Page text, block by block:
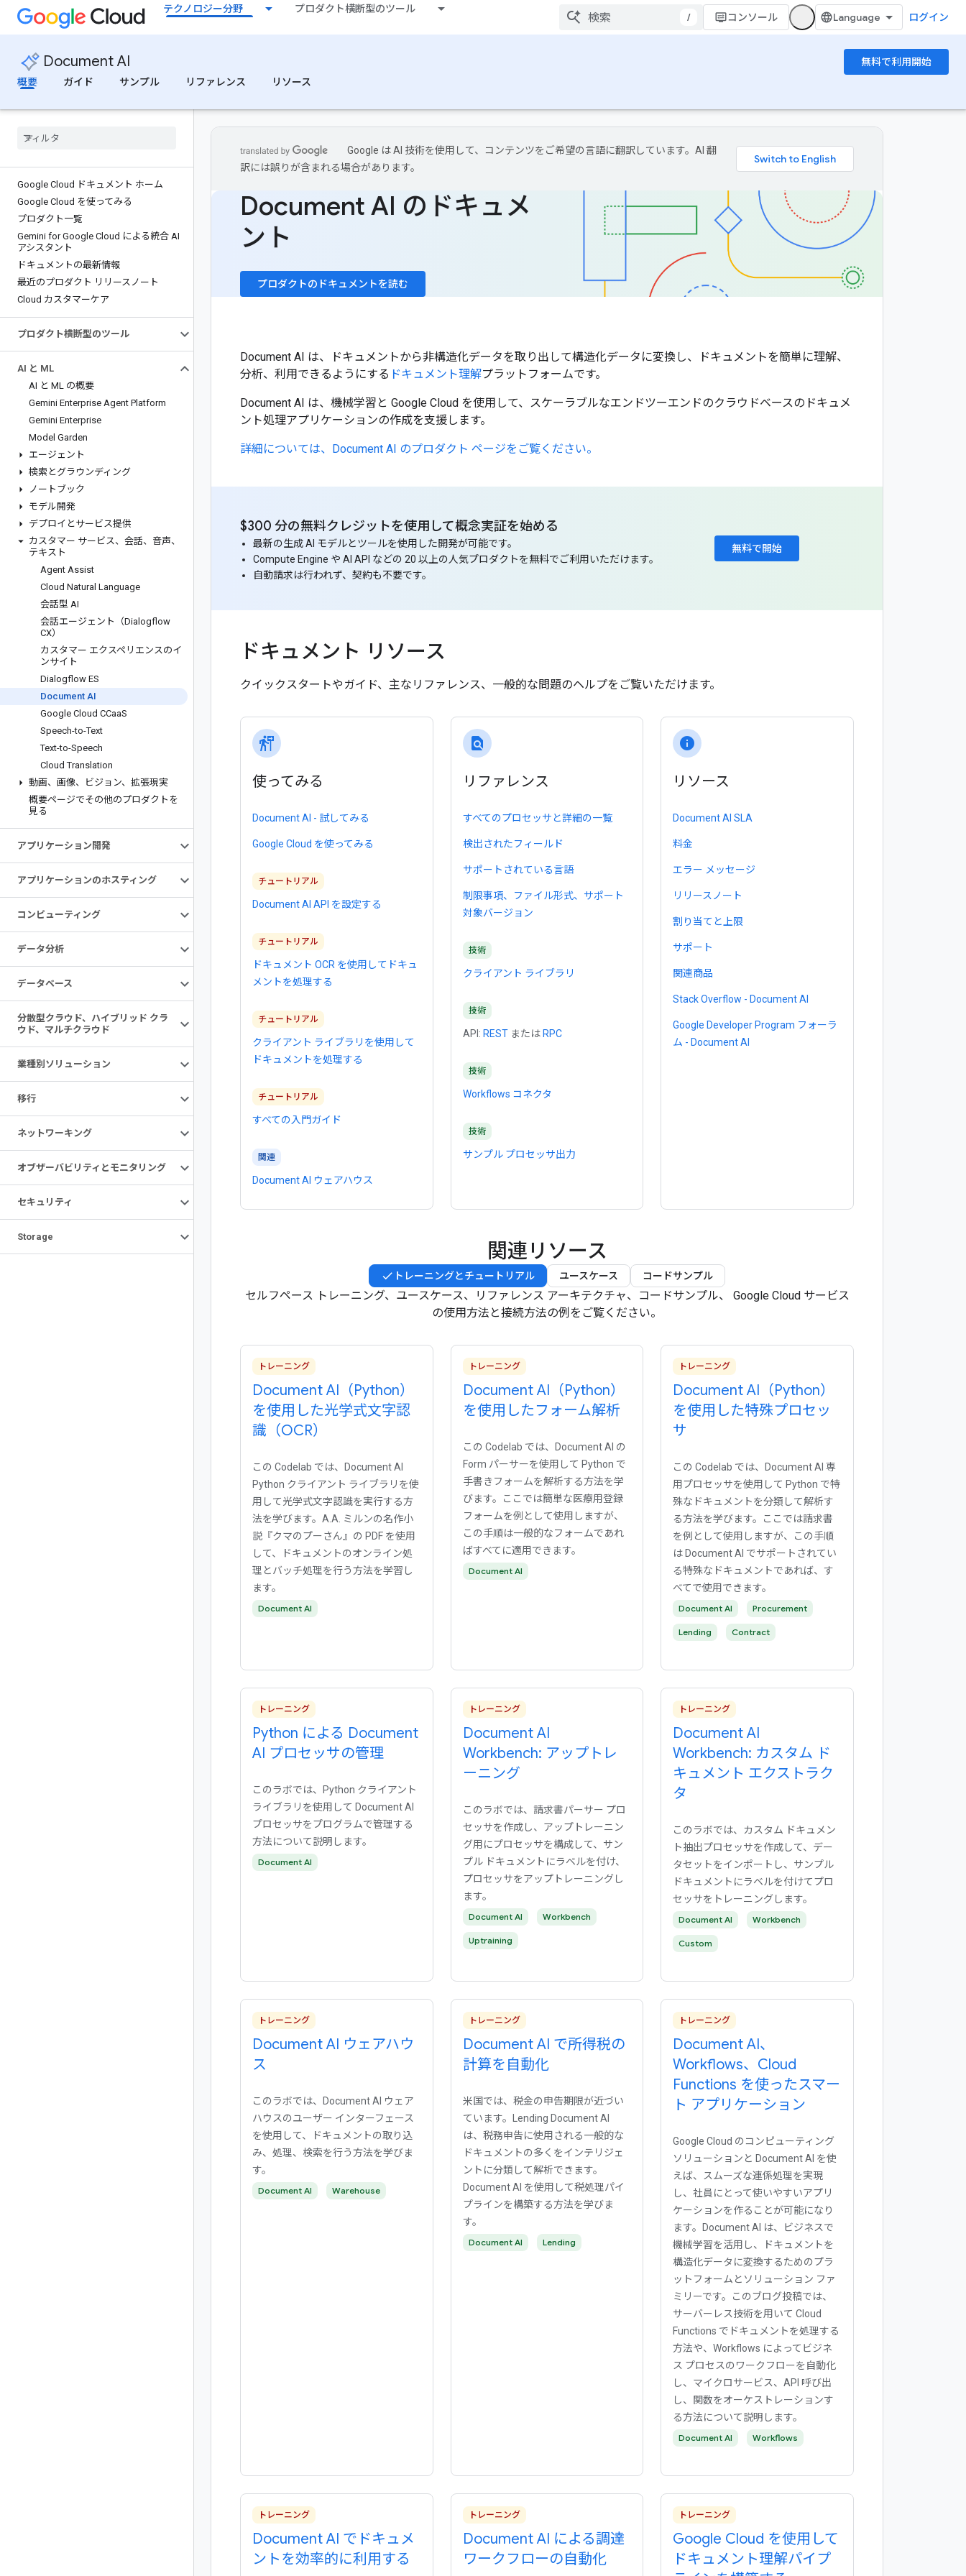
テクノロジー分野 プロダクト横断型のツール
/ コンソール ログイン
Document AI
無料で利用開始
概要
ガイド サンプル リファレンス リソース
Google Cloud ドキュメント ホーム
Google Cloud を使ってみる
プロダクト一覧
Gemini for Google Cloud による統合 AI
アシスタント
ドキュメントの最新情報
最近のプロダクト リリースノート
Cloud カスタマーケア
プロダクト横断型のツール
AI と ML
AI と ML の概要
Gemini Enterprise Agent Platform
Gemini Enterprise
Model Garden
エージェント
検索とグラウンディング
ノートブック
モデル開発
デプロイとサービス提供
カスタマー サービス、会話、音声、
テキスト
Agent Assist
Cloud Natural Language
会話型 AI
会話エージェント（Dialogflow
CX）
カスタマー エクスペリエンスのイ
ンサイト
Dialogflow ES
Document AI
Google Cloud CCaaS
Speech-to-Text
Text-to-Speech
Cloud Translation
動画、画像、ビジョン、拡張現実
概要ページでその他のプロダクトを
見る
アプリケーション開発
アプリケーションのホスティング
コンピューティング
データ分析
データベース
分散型クラウド、ハイブリッド クラ
ウド、マルチクラウド
業種別ソリューション
移行
ネットワーキング
オブザーバビリティとモニタリング
セキュリティ
Storage
Google は AI 技術を使用して、コンテンツをご希望の言語に翻訳しています。AI 翻
訳には誤りが含まれる場合があります。
Document AI のドキュメ
ント
プロダクトのドキュメントを読む
Document AI は、ドキュメントから非構造化データを取り出して構造化データに変換し、ドキュメントを簡単に理解、
分析、利用できるようにする ドキュメント理解プラットフォームです。
Document AI は、機械学習と Google Cloud を使用して、スケーラブルなエンドツーエンドのクラウドベースのドキュメ
ント処理アプリケーションの作成を支援します。
詳細については、Document AI のプロダクト ページをご覧ください。
無料で開始
$300 分の無料クレジットを使用して概念実証を始める
最新の生成 AI モデルとツールを使用した開発が可能です。
Compute Engine や AI API などの 20 以上の人気プロダクトを無料でご利用いただけます。
自動請求は行われず、契約も不要です。
ドキュメント リソース
クイックスタートやガイド、主なリファレンス、一般的な問題のヘルプをご覧いただけます。
follow_the_signs
使ってみる
Document AI - 試してみる
Google Cloud を使ってみる
チュートリアル
Document AI API を設定する
チュートリアル
ドキュメント OCR を使用してドキュ
メントを処理する
チュートリアル
クライアント ライブラリを使用して
ドキュメントを処理する
チュートリアル
すべての入門ガイド
関連
Document AI ウェアハウス
find_in_page
リファレンス
すべてのプロセッサと詳細の一覧
検出されたフィールド
サポートされている言語
制限事項、ファイル形式、サポート
対象バージョン
技術
クライアント ライブラリ
技術
API: RESTまたは RPC
技術
Workflows コネクタ
技術
サンプル プロセッサ出力
info
リソース
Document AI SLA
料金
エラー メッセージ
リリースノート
割り当てと上限
サポート
関連商品
Stack Overflow - Document AI
Google Developer Program フォーラ
ム - Document AI
関連リソース
トレーニングとチュートリアル ユースケース コードサンプル
セルフペース トレーニング、ユースケース、リファレンス アーキテクチャ、コードサンプル、 Google Cloud サービス
の使用方法と接続方法の例をご覧ください。
トレーニング
Document AI（Python）
を使用した光学式文字認
識（OCR）
この Codelab では、Document AI
Python クライアント ライブラリを使
用して光学式文字認識を実行する方
法を学びます。A.A. ミルンの名作小
説『クマのプーさん』の PDF を使用
して、ドキュメントのオンライン処
理とバッチ処理を行う方法を学習し
ます。
Document AI
トレーニング
Document AI（Python）
を使用したフォーム解析
この Codelab では、Document AI の
Form パーサーを使用して Python で
手書きフォームを解析する方法を学
びます。ここでは簡単な医療用登録
フォームを例として使用しますが、
この手順は一般的なフォームであれ
ばすべてに適用できます。
Document AI
トレーニング
Document AI（Python）
を使用した特殊プロセッ
サ
この Codelab では、Document AI 専
用プロセッサを使用して Python で特
殊なドキュメントを分類して解析す
る方法を学びます。ここでは請求書
を例として使用しますが、この手順
は Document AI でサポートされてい
る特殊なドキュメントであれば、す
べてで使用できます。
Document AI Procurement
Lending Contract
トレーニング
Python による Document
AI プロセッサの管理
このラボでは、Python クライアント
ライブラリを使用して Document AI
プロセッサをプログラムで管理する
方法について説明します。
Document AI
トレーニング
Document AI
Workbench: アップトレ
ーニング
このラボでは、請求書パーサー プロ
セッサを作成し、アップトレーニン
グ用にプロセッサを構成して、サン
プル ドキュメントにラベルを付け、
プロセッサをアップトレーニングし
ます。
Document AI Workbench
Uptraining
トレーニング
Document AI
Workbench: カスタム ド
キュメント エクストラク
タ
このラボでは、カスタム ドキュメン
ト抽出プロセッサを作成して、デー
タセットをインポートし、サンプル
ドキュメントにラベルを付けてプロ
セッサをトレーニングします。
Document AI Workbench
Custom
トレーニング
Document AI ウェアハウ
ス
このラボでは、Document AI ウェア
ハウスのユーザー インターフェース
を使用して、ドキュメントの取り込
み、処理、検索を行う方法を学びま
す。
Document AI Warehouse
トレーニング
Document AI で所得税の
計算を自動化
米国では、税金の申告期限が近づい
ています。Lending Document AI
は、税務申告に使用される一般的な
ドキュメントの多くをインテリジェ
ントに分類して解析できます。
Document AI を使用して税処理パイ
プラインを構築する方法を学びま
す。
Document AI Lending
トレーニング
Document AI、
Workflows、Cloud
Functions を使ったスマー
ト アプリケーション
Google Cloud のコンピューティング
ソリューションと Document AI を使
えば、スムーズな連係処理を実現
し、社員にとって使いやすいアプリ
ケーションを作ることが可能になり
ます。Document AI は、ビジネスで
機械学習を活用し、ドキュメントを
構造化データに変換するためのプラ
ットフォームとソリューション ファ
ミリーです。このブログ投稿では、
サーバーレス技術を用いて Cloud
Functions でドキュメントを処理する
方法や、Workflows によってビジネ
ス プロセスのワークフローを自動化
し、マイクロサービス、API 呼び出
し、関数をオーケストレーションす
る方法について説明します。
Document AI Workflows
トレーニング
Document AI でドキュメ
ントを効率的に利用する
トレーニング
Document AI による調達
ワークフローの自動化
トレーニング
Google Cloud を使用して
ドキュメント理解パイプ